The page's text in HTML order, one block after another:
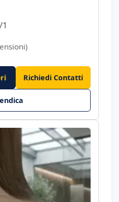
Richiedi Contatti